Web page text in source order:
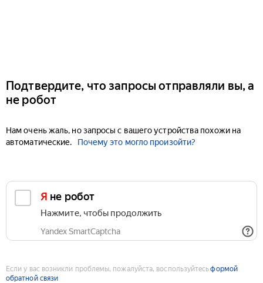
Подтвердите, что запросы отправляли вы, а
не робот
Нам очень жаль, но запросы с вашего устройства похожи на
автоматические.
Почему это могло произойти?
Я не робот
Нажмите, чтобы продолжить
Yandex SmartCaptcha
Если у вас возникли проблемы, пожалуйста, воспользуйтесьформой
обратной связи